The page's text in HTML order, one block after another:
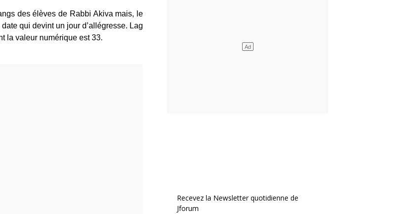
des élèves de Rabbi Akiva mais, le
qui devint un jour d’allégresse. Lag
la valeur numérique est 33.
Recevez la Newsletter quotidienne de
Jforum